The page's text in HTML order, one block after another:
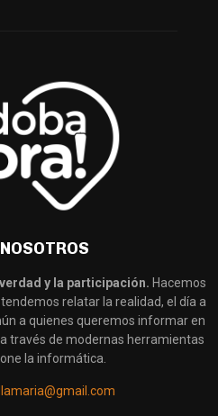
y la participación. Hacemos
relatar la realidad, el día a
a quienes queremos informar en
través de modernas herramientas
la informática.